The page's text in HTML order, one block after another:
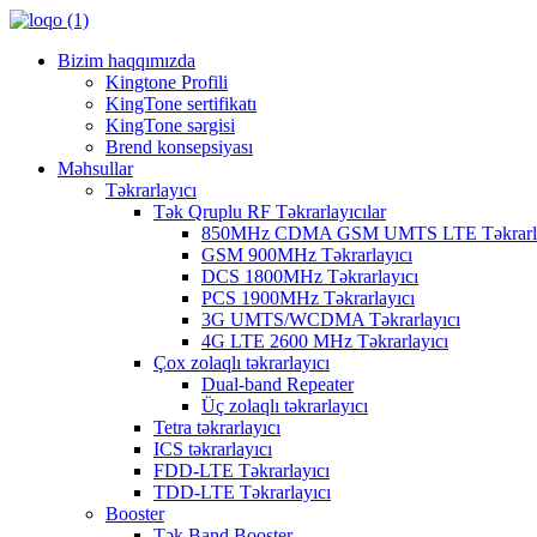
Bizim haqqımızda
Kingtone Profili
KingTone sertifikatı
KingTone sərgisi
Brend konsepsiyası
Məhsullar
Təkrarlayıcı
Tək Qruplu RF Təkrarlayıcılar
850MHz CDMA GSM UMTS LTE
GSM 900MHz Təkrarlayıcı
DCS 1800MHz Təkrarlayıcı
PCS 1900MHz Təkrarlayıcı
3G UMTS/WCDMA Təkrarlayıcı
4G LTE 2600 MHz Təkrarlayıcı
Çox zolaqlı təkrarlayıcı
Dual-band Repeater
Üç zolaqlı təkrarlayıcı
Tetra təkrarlayıcı
ICS təkrarlayıcı
FDD-LTE Təkrarlayıcı
TDD-LTE Təkrarlayıcı
Booster